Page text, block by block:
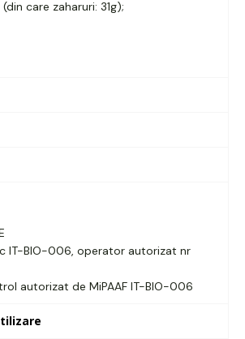
care zaharuri: 31g);
IT-BIO-006, operator autorizat nr
autorizat de MiPAAF IT-BIO-006